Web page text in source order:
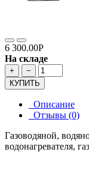
6 300.00Р
На складе
+
−
КУПИТЬ
Описание
Отзывы (0)
Газоводяной,
водонагревателя,